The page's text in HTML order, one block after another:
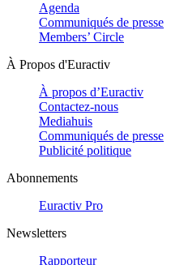
Agenda
Communiqués de presse
Members’ Circle
À Propos d'Euractiv
À propos d’Euractiv
Contactez-nous
Mediahuis
Communiqués de presse
Publicité politique
Abonnements
Euractiv Pro
Newsletters
Rapporteur